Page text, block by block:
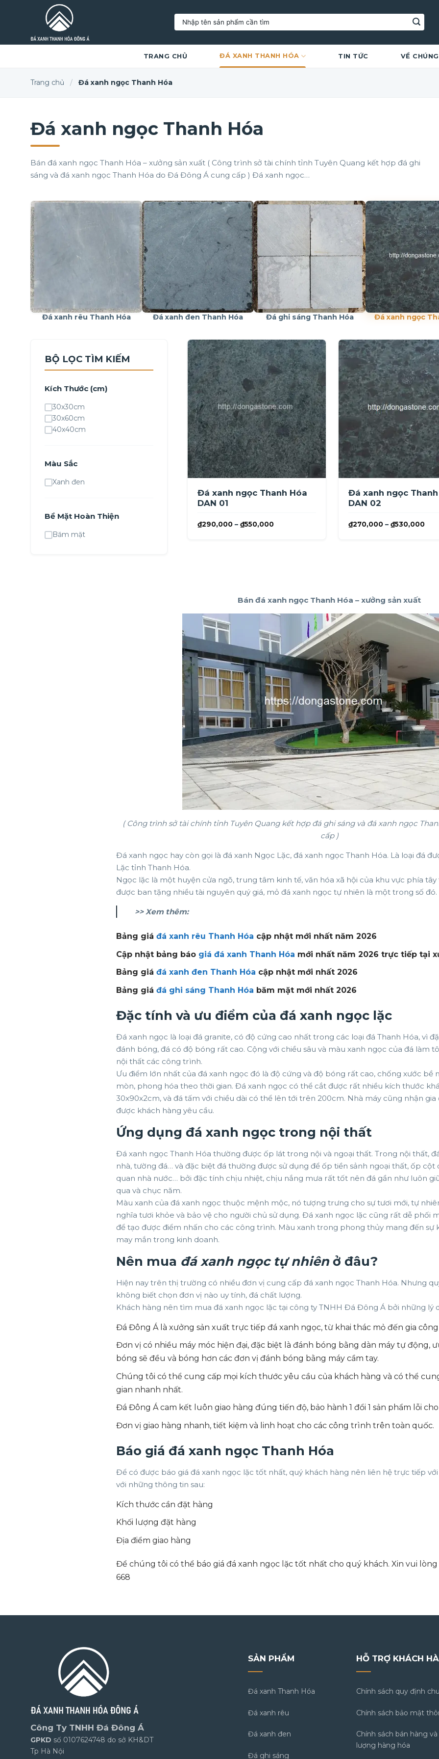
Tìm
kiếm:
TRANG CHỦ ĐÁ XANH THANH HÓA TIN TỨC VỀ
Trang chủ / Đá xanh ngọc Thanh Hóa
Đá xanh ngọc Thanh Hóa
Bán đá xanh ngọc Thanh Hóa – xưởng sản xuất ( Công trình sở tài chính tỉnh Tuyên Quang kết hợp đá ghi
sáng và đá xanh ngọc Thanh Hóa do Đá Đông Á cung cấp ) Đá xanh ngọc…
Đá xanh rêu Thanh Hóa Đá xanh đen Thanh Hóa Đá ghi sáng Thanh Hóa Đá xanh ngọc
BỘ LỌC TÌM KIẾM
Kích Thước (cm)
30x30cm
30x60cm
40x40cm
Màu Sắc
Xanh đen
Bề Mặt Hoàn Thiện
Băm mặt
Đá xanh ngọc Thanh Hóa
DAN 01
₫290,000 – ₫550,000
Đá xanh ngọc
DAN 02
₫270,000 – ₫530,000
Bán đá xanh ngọc Thanh Hóa – xưởng sản xuất
( Công trình sở tài chính tỉnh Tuyên Quang kết hợp đá ghi sáng và đá xanh ngọc
cấp )
Đá xanh ngọc hay còn gọi là đá xanh Ngọc Lặc, đá xanh ngọc Thanh Hóa. Là loại đá
Lặc tỉnh Thanh Hóa.
Ngọc lặc là một huyện cửa ngõ, trung tâm kinh tế, văn hóa xã hội của khu vực phía
được ban tặng nhiều tài nguyên quý giá, mỏ đá xanh ngọc tự nhiên là một trong số đó.
>> Xem thêm:
Bảng giá đá xanh rêu Thanh Hóa cập nhật mới nhất năm 2026
Cập nhật bảng báo giá đá xanh Thanh Hóa mới nhất năm 2026 trực tiếp tại
Bảng giá đá xanh đen Thanh Hóa cập nhật mới nhất 2026
Bảng giá đá ghi sáng Thanh Hóa băm mặt mới nhất 2026
Đặc tính và ưu điểm của đá xanh ngọc lặc
Đá xanh ngọc là loại đá granite, có độ cứng cao nhất trong các loại đá Thanh Hóa, vì
đánh bóng, đá có độ bóng rất cao. Cộng với chiều sâu và màu xanh ngọc của đá làm
nội thất các công trình.
Ưu điểm lớn nhất của đá xanh ngọc đó là độ cứng và độ bóng rất cao, chống xước bề
mòn, phong hóa theo thời gian. Đá xanh ngọc có thể cắt được rất nhiều kích thước
30x90x2cm, và đá tấm với chiều dài có thể lên tới trên 200cm. Nhà máy cũng nhận
được khách hàng yêu cầu.
Ứng dụng đá xanh ngọc trong nội thất
Đá xanh ngọc Thanh Hóa thường được ốp lát trong nội và ngoại thất. Trong nội thất,
nhà, tường đá… và đặc biệt đá thường được sử dụng để ốp tiền sảnh ngoại thất, ốp cột
quan nhà nước… bởi đặc tính chịu nhiệt, chịu nắng mưa rất tốt nên đá gần như luôn
qua và chục năm.
Màu xanh của đá xanh ngọc thuộc mệnh mộc, nó tượng trưng cho sự tươi mới, tự
nghĩa tươi khỏe và bảo vệ cho người chủ sử dụng. Đá xanh ngọc lặc cũng rất dễ phối
để tạo được điểm nhấn cho các công trình. Màu xanh trong phong thủy mang đến sự
may mắn trong kinh doanh.
Nên mua đá xanh ngọc tự nhiênở đâu?
Hiện nay trên thị trường có nhiều đơn vị cung cấp đá xanh ngọc Thanh Hóa. Nhưng
không biết chọn đơn vị nào uy tính, đá chất lượng.
Khách hàng nên tìm mua đá xanh ngọc lặc tại công ty TNHH Đá Đông Á bởi những lý
Đá Đông Á là xưởng sản xuất trực tiếp đá xanh ngọc, từ khai thác mỏ đến gia công
Đơn vị có nhiều máy móc hiện đại, đặc biệt là đánh bóng bằng dàn máy tự động,
bóng sẽ đều và bóng hơn các đơn vị đánh bóng bằng máy cầm tay.
Chúng tôi có thể cung cấp mọi kích thước yêu cầu của khách hàng và có thể
gian nhanh nhất.
Đá Đông Á cam kết luôn giao hàng đúng tiến độ, bảo hành 1 đổi 1 sản phẩm lỗi
Đơn vị giao hàng nhanh, tiết kiệm và linh hoạt cho các công trình trên toàn quốc.
Báo giá đá xanh ngọc Thanh Hóa
Để có được báo giá đá xanh ngọc lặc tốt nhất, quý khách hàng nên liên hệ trực tiếp với
với những thông tin sau:
Kích thước cần đặt hàng
Khối lượng đặt hàng
Địa điểm giao hàng
Để chúng tôi có thể báo giá đá xanh ngọc lặc tốt nhất cho quý khách. Xin vui lòng
668
Công Ty TNHH Đá Đông Á
GPKD số 0107624748 do sở KH&DT
Tp Hà Nội
SẢN PHẨM
Đá xanh Thanh Hóa
Đá xanh rêu
Đá xanh đen
Đá ghi sáng
HỖ TRỢ KHÁCH
Chính sách quy định
Chính sách bảo mật
Chính sách bán hàng
lượng hàng hóa